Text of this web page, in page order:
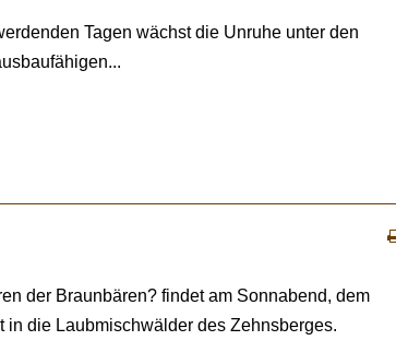
Tagen wächst die Unruhe unter den
der Braunbären? findet am Sonnabend, dem
in die Laubmischwälder des Zehnsberges.